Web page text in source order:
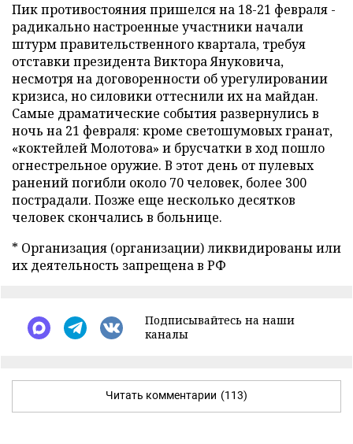
Пик противостояния пришелся на 18-21 февраля -
радикально настроенные участники начали
штурм правительственного квартала, требуя
отставки президента Виктора Януковича,
несмотря на договоренности об урегулировании
кризиса, но силовики оттеснили их на майдан.
Самые драматические события развернулись в
ночь на 21 февраля: кроме светошумовых гранат,
«коктейлей Молотова» и брусчатки в ход пошло
огнестрельное оружие. В этот день от пулевых
ранений погибли около 70 человек, более 300
пострадали. Позже еще несколько десятков
человек скончались в больнице.
* Организация (организации) ликвидированы или
их деятельность запрещена в РФ
Подписывайтесь на наши
каналы
Читать комментарии (113)